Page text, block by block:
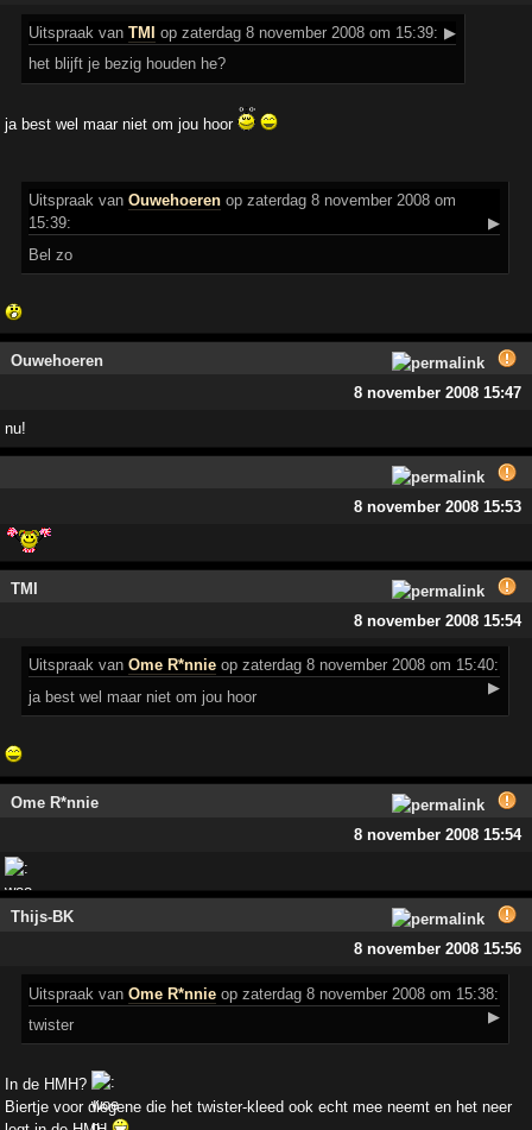
Uitspraak vanTMI op zaterdag 8 november 2008 om 15:39: ▶
het blijft je bezig houden he?
ja best wel maar niet om jou hoor
Uitspraak vanOuwehoeren op zaterdag 8 november 2008 om
15:39:
▶
Bel zo
Ouwehoeren
8 november 2008 15:47
nu!
8 november 2008 15:53
TMI
8 november 2008 15:54
Uitspraak vanOme R*nnie op zaterdag 8 november 2008 om 15:40:
▶
ja best wel maar niet om jou hoor
Ome R*nnie
8 november 2008 15:54
Thijs-BK
8 november 2008 15:56
Uitspraak vanOme R*nnie op zaterdag 8 november 2008 om 15:38:
▶
twister
In de HMH?
Biertje voor diegene die het twister-kleed ook echt mee neemt en het neer